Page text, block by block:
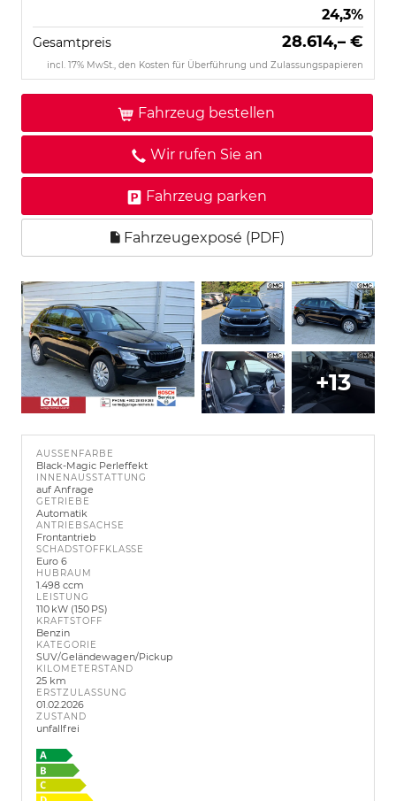
24,3%
Gesamtpreis 28.614,– €
incl. 17% MwSt., den Kosten für Überführung und Zulassungspapieren
Fahrzeug bestellen
Wir rufen Sie an
Fahrzeug parken
Fahrzeugexposé (PDF)
+13
AUSSENFARBE
Black-Magic Perleffekt
INNENAUSSTATTUNG
auf Anfrage
GETRIEBE
Automatik
ANTRIEBSACHSE
Frontantrieb
SCHADSTOFFKLASSE
Euro 6
HUBRAUM
1.498 ccm
LEISTUNG
110 kW (150 PS)
KRAFTSTOFF
Benzin
KATEGORIE
SUV/Geländewagen/Pickup
KILOMETERSTAND
25 km
ERSTZULASSUNG
01.02.2026
ZUSTAND
unfallfrei